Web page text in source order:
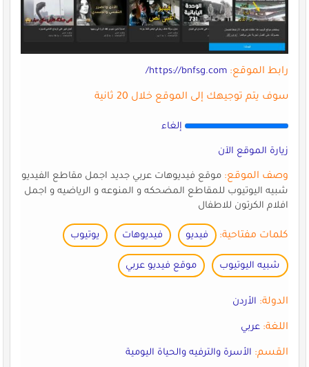
رابط الموقع: https://bnfsg.com/
سوف يتم توجيهك إلى الموقع خلال 20 ثانية
إلغاء
زيارة الموقع الآن
وصف الموقع:موقع فيديوهات عربي جديد اجمل مقاطع الفيديو
شبيه اليوتيوب للمقاطع المضحكه و المنوعه و الرياضيه و اجمل
افلام الكرتون للاطفال
كلمات مفتاحية: فيديو فيديوهات يوتيوب
شبيه اليوتيوب موقع فيديو عربي
الدولة: الأردن
اللغة: عربي
القسم: الأسرة والترفيه والحياة اليومية